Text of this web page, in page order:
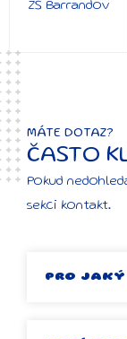
ZŠ Barrandov
MÁTE DOTAZ?
ČASTO
Pokud
sekci kontakt.
PRO JAKÝ